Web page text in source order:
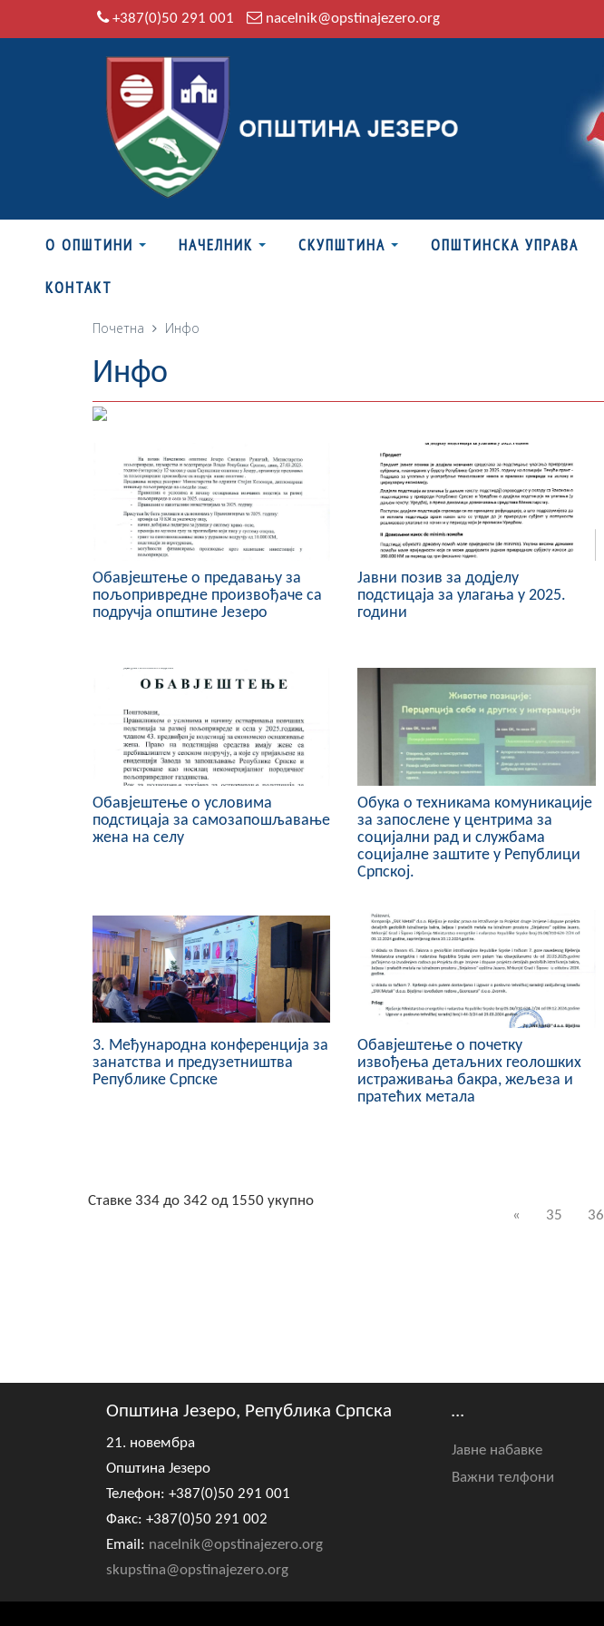
+387(0)50 291 001 nacelnik@opstinajezero.org
О ОПШТИНИ НАЧЕЛНИК СКУПШТИНА ОПШТИНСКА УПРАВА
КОНТАКТ
Почетна Инфо
Инфо
Обавјештење о предавању за
пољопривредне произвођаче са
подручја општине Језеро
Јавни позив за додјелу
подстицаја за улагања у 2025.
години
Обавјештење о условима
подстицаја за самозапошљавање
жена на селу
Обука о техникама комуникације
за запослене у центрима за
социјални рад и службама
социјалне заштите у Републици
Српској.
3. Mеђународнa конференциja за
занатства и предузетништва
Републике Српске
Обавјештење о почетку
извођења детаљних геолошких
истраживања бакра, жељеза и
пратећих метала
« 35 36
Ставке 334 до 342 од 1550 укупно
Општина Језеро, Република Српска
21. новембра
Општина Језеро
Телефон: +387(0)50 291 001
Факс: +387(0)50 291 002
Email: nacelnik@opstinajezero.org
skupstina@opstinajezero.org
...
Јавне набавке
Важни телфони